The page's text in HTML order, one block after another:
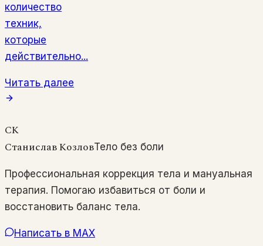
количество
техник,
которые
действительно...
Читать далее
СК
Станислав КозловТело без боли
Профессиональная коррекция тела и мануальная
терапия. Помогаю избавиться от боли и
восстановить баланс тела.
Написать в MAX